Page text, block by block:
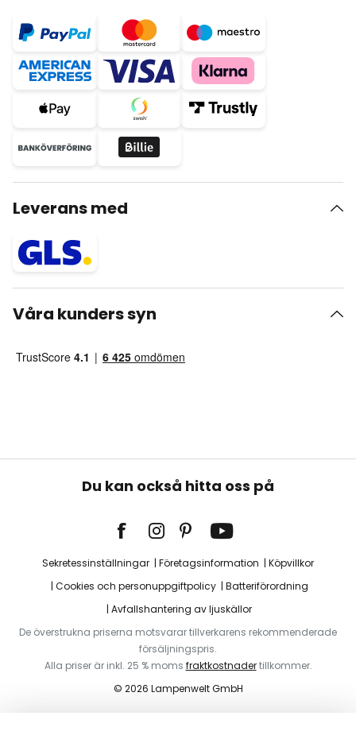
Leverans med
Våra kunders syn
Du kan också hitta oss på
Sekretessinställningar Företagsinformation
Köpvillkor
Cookies och personuppgiftpolicy
Batteriförordning
Avfallshantering av ljuskällor
De överstrukna priserna motsvarar tillverkarens rekommenderade
försäljningspris.
Alla priser är inkl. 25 % moms fraktkostnadertillkommer.
© 2026 Lampenwelt GmbH